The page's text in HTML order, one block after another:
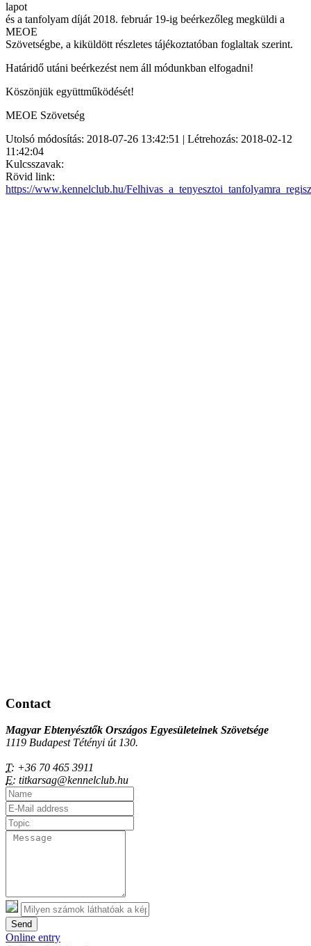
lapot
és a tanfolyam díját 2018. február 19-ig beérkezőleg megküldi a
MEOE
Szövetségbe, a kiküldött részletes tájékoztatóban foglaltak szerint.
Határidő utáni beérkezést nem áll módunkban elfogadni!
Köszönjük együttműködését!
MEOE Szövetség
Utolsó módosítás: 2018-07-26 13:42:51 | Létrehozás: 2018-02-12
11:42:04
Kulcsszavak:
Rövid link:
https://www.kennelclub.hu/
Contact
Magyar Ebtenyésztők Országos Egyesületeinek Szövetsége
1119 Budapest Tétényi út 130.
T: +36 70 465 3911
E: titkarsag@kennelclub.hu
Send
Online entry